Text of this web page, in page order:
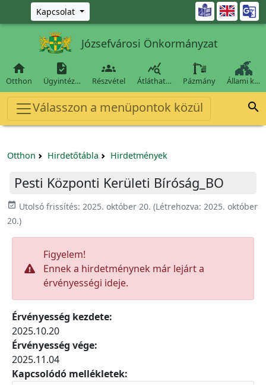
Ugrás a fő tartalomra
Kapcsolat 
Józsefvárosi Önkormányzat

Otthon

Ügyintéz…

Részvétel

Átláthat… Pázmány Állami k…
Válasszon a menüpontok közül 
Otthon Hirdetőtábla Hirdetmények
Pesti Központi Kerületi Bíróság_BO
event_available Utolsó frissítés: 2025. október 20. (Létrehozva: 2025. október
20.)
Figyelem!
Ennek a hirdetménynek már lejárt a
érvényességi ideje.
Érvényesség kezdete:
2025.10.20
Érvényesség vége:
2025.11.04
Kapcsolódó mellékletek: